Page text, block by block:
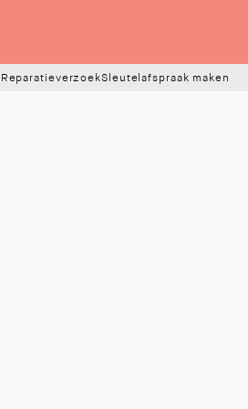
ReparatieverzoekSleutelafspraak maken